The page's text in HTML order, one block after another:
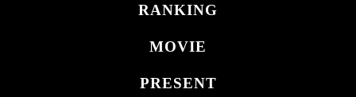
RANKING
MOVIE
PRESENT